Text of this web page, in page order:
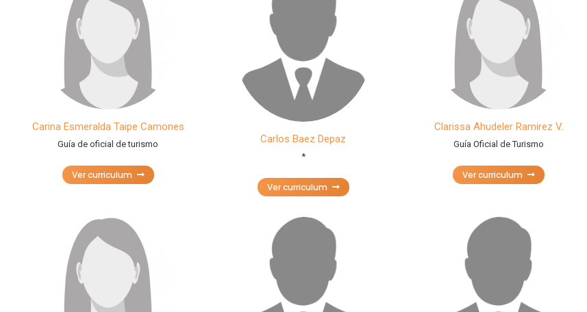
Carina Esmeralda Taipe Camones
Guía de oficial de turismo
Ver curriculum
Carlos Baez Depaz
*
Ver curriculum
Clarissa Ahudeler Ramirez V.
Guía Oficial de Turismo
Ver curriculum